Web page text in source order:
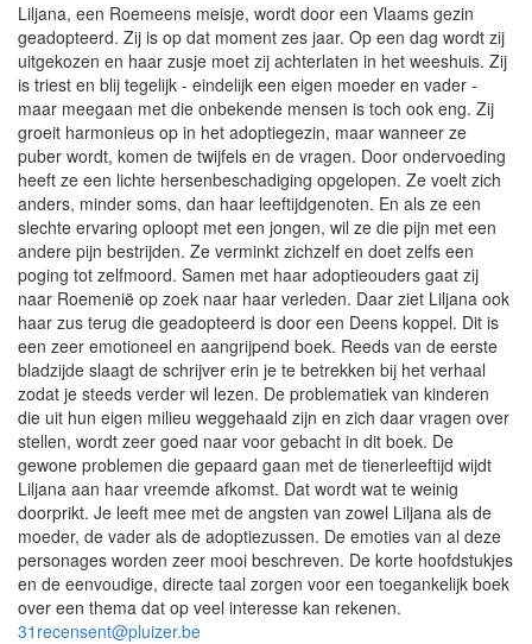
Liljana, een Roemeens meisje, wordt door een Vlaams gezin
geadopteerd. Zij is op dat moment zes jaar. Op een dag wordt zij
uitgekozen en haar zusje moet zij achterlaten in het weeshuis. Zij
is triest en blij tegelijk - eindelijk een eigen moeder en vader -
maar meegaan met die onbekende mensen is toch ook eng. Zij
groeit harmonieus op in het adoptiegezin, maar wanneer ze
puber wordt, komen de twijfels en de vragen. Door ondervoeding
heeft ze een lichte hersenbeschadiging opgelopen. Ze voelt zich
anders, minder soms, dan haar leeftijdgenoten. En als ze een
slechte ervaring oploopt met een jongen, wil ze die pijn met een
andere pijn bestrijden. Ze verminkt zichzelf en doet zelfs een
poging tot zelfmoord. Samen met haar adoptieouders gaat zij
naar Roemenië op zoek naar haar verleden. Daar ziet Liljana ook
haar zus terug die geadopteerd is door een Deens koppel. Dit is
een zeer emotioneel en aangrijpend boek. Reeds van de eerste
bladzijde slaagt de schrijver erin je te betrekken bij het verhaal
zodat je steeds verder wil lezen. De problematiek van kinderen
die uit hun eigen milieu weggehaald zijn en zich daar vragen over
stellen, wordt zeer goed naar voor gebacht in dit boek. De
gewone problemen die gepaard gaan met de tienerleeftijd wijdt
Liljana aan haar vreemde afkomst. Dat wordt wat te weinig
doorprikt. Je leeft mee met de angsten van zowel Liljana als de
moeder, de vader als de adoptiezussen. De emoties van al deze
personages worden zeer mooi beschreven. De korte hoofdstukjes
en de eenvoudige, directe taal zorgen voor een toegankelijk boek
over een thema dat op veel interesse kan rekenen.
31recensent@pluizer.be